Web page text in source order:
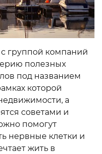
группой компаний
полезных
под названием
которой
а
советами и
помогут
нервные клетки и
жить в